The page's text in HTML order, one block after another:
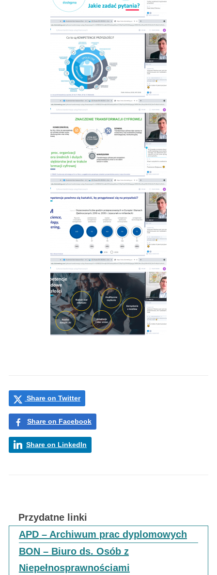
Share on Twitter
Share on Facebook
Share on LinkedIn
Przydatne linki
APD – Archiwum prac dyplomowych
BON – Biuro ds. Osób z
Niepełnosprawnościami